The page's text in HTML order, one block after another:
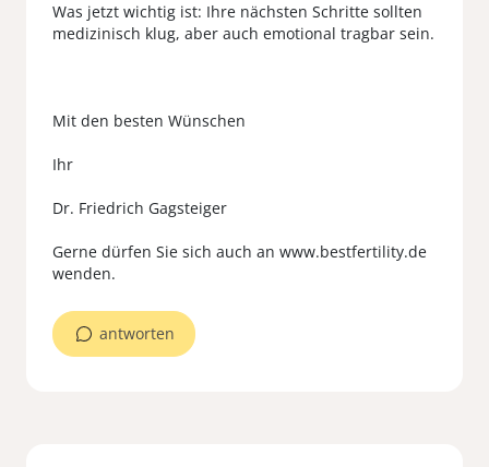
Was jetzt wichtig ist: Ihre nächsten Schritte sollten
medizinisch klug, aber auch emotional tragbar sein.
Mit den besten Wünschen
Ihr
Dr. Friedrich Gagsteiger
Gerne dürfen Sie sich auch an www.bestfertility.de
antworten